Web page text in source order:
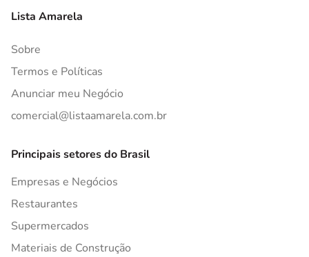
Lista Amarela
Sobre
Termos e Políticas
Anunciar meu Negócio
comercial@listaamarela.com.br
Principais setores do Brasil
Empresas e Negócios
Restaurantes
Supermercados
Materiais de Construção